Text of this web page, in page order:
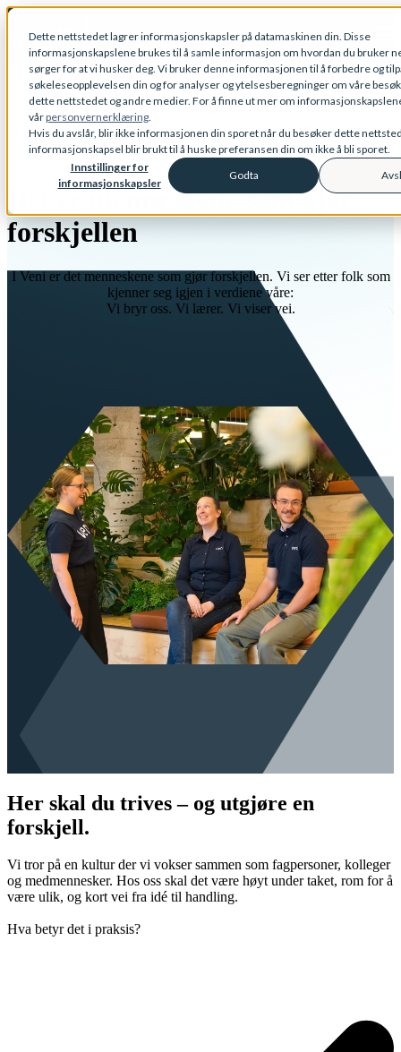
Dette nettstedet lagrer informasjonskapsler på datamaskinen din. Disse
informasjonskapslene brukes til å samle informasjon om hvordan du bruker
sørger for at vi husker deg. Vi bruker denne informasjonen til å forbedre og
søkeleseopplevelsen din og for analyser og ytelsesberegninger om våre
dette nettstedet og andre medier. For å finne ut mer om
vårpersonvernerklæring.
Hvis du avslår, blir ikke informasjonen din sporet når du besøker dette
informasjonskapsel blir brukt til å huske preferansen din om ikke å bli sporet.
Innstillinger for
informasjonskapsler
Godta
Open main navigation
Kulturen vår
Det er menneskene som gjør
forskjellen
I Veni er det menneskene som gjør forskjellen. Vi ser etter folk som
kjenner seg igjen i verdiene våre:
Vi bryr oss. Vi lærer. Vi viser vei.
Her skal du trives – og utgjøre en
forskjell.
Vi tror på en kultur der vi vokser sammen som fagpersoner, kolleger
og medmennesker. Hos oss skal det være høyt under taket, rom for å
være ulik, og kort vei fra idé til handling.
Hva betyr det i praksis?